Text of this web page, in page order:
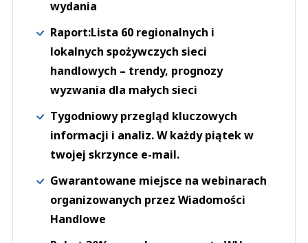
wydania
Raport:Lista 60 regionalnych i
lokalnych spożywczych sieci
handlowych – trendy, prognozy
wyzwania dla małych sieci
Tygodniowy przegląd kluczowych
informacji i analiz. W każdy piątek w
twojej skrzynce e-mail.
Gwarantowane miejsce na webinarach
organizowanych przez Wiadomości
Handlowe